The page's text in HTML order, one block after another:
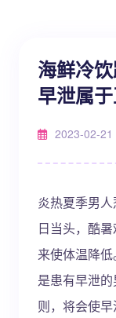
海鲜冷
早泄属于
2023-02-21
炎热夏季男
日当头，酷
来使体温降
是患有早泄
则，将会使